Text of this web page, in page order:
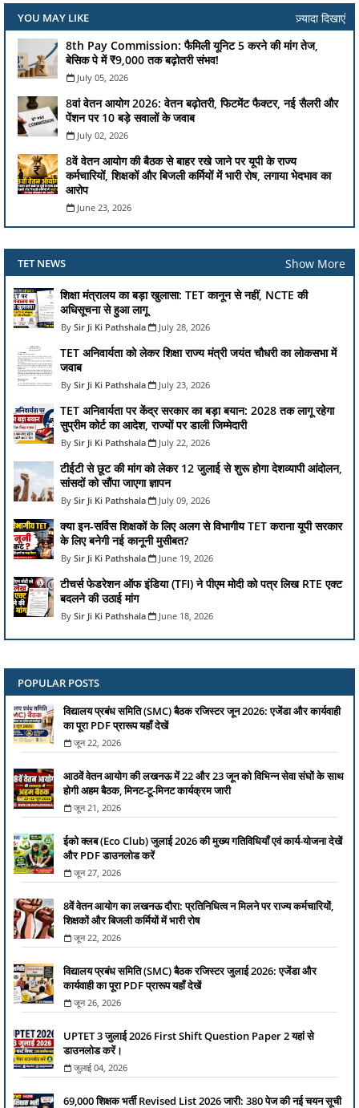
YOU MAY LIKE
ज़्यादा दिखाएं
8th Pay Commission: फैमिली यूनिट 5 करने की मांग तेज,
बेसिक पे में ₹9,000 तक बढ़ोतरी संभव!
July 05, 2026
8वां वेतन आयोग 2026: वेतन बढ़ोतरी, फिटमेंट फैक्टर, नई सैलरी और
पेंशन पर 10 बड़े सवालों के जवाब
July 02, 2026
8वें वेतन आयोग की बैठक से बाहर रखे जाने पर यूपी के राज्य
कर्मचारियों, शिक्षकों और बिजली कर्मियों में भारी रोष, लगाया भेदभाव का
आरोप
June 23, 2026
TET NEWS Show More
शिक्षा मंत्रालय का बड़ा खुलासा: TET कानून से नहीं, NCTE की
अधिसूचना से हुआ लागू
Sir Ji Ki Pathshala July 28, 2026
TET अनिवार्यता को लेकर शिक्षा राज्य मंत्री जयंत चौधरी का लोकसभा में
जवाब
Sir Ji Ki Pathshala July 23, 2026
TET अनिवार्यता पर केंद्र सरकार का बड़ा बयान: 2028 तक लागू रहेगा
सुप्रीम कोर्ट का आदेश, राज्यों पर डाली जिम्मेदारी
Sir Ji Ki Pathshala July 22, 2026
टीईटी से छूट की मांग को लेकर 12 जुलाई से शुरू होगा देशव्यापी आंदोलन,
सांसदों को सौंपा जाएगा ज्ञापन
Sir Ji Ki Pathshala July 09, 2026
क्या इन-सर्विस शिक्षकों के लिए अलग से विभागीय TET कराना यूपी सरकार
के लिए बनेगी नई कानूनी मुसीबत?
Sir Ji Ki Pathshala June 19, 2026
टीचर्स फेडरेशन ऑफ इंडिया (TFI) ने पीएम मोदी को पत्र लिख RTE एक्ट
बदलने की उठाई मांग
Sir Ji Ki Pathshala June 18, 2026
POPULAR POSTS
विद्यालय प्रबंध समिति (SMC) बैठक रजिस्टर जून 2026: एजेंडा और कार्यवाही
का पूरा PDF प्रारूप यहाँ देखें
जून 22, 2026
आठवें वेतन आयोग की लखनऊ में 22 और 23 जून को विभिन्न सेवा संघों के साथ
होगी अहम बैठक, मिनट-टू-मिनट कार्यक्रम जारी
जून 21, 2026
ईको क्लब (Eco Club) जुलाई 2026 की मुख्य गतिविधियाँ एवं कार्य-योजना देखें
और PDF डाउनलोड करें
जून 27, 2026
8वें वेतन आयोग का लखनऊ दौरा: प्रतिनिधित्व न मिलने पर राज्य कर्मचारियों,
शिक्षकों और बिजली कर्मियों में भारी रोष
जून 22, 2026
विद्यालय प्रबंध समिति (SMC) बैठक रजिस्टर जुलाई 2026: एजेंडा और
कार्यवाही का पूरा PDF प्रारूप यहाँ देखें
जून 26, 2026
UPTET 3 जुलाई 2026 First Shift Question Paper 2 यहां से
डाउनलोड करें।
जुलाई 04, 2026
69,000 शिक्षक भर्ती Revised List 2026 जारी: 380 पेज की नई चयन सूची